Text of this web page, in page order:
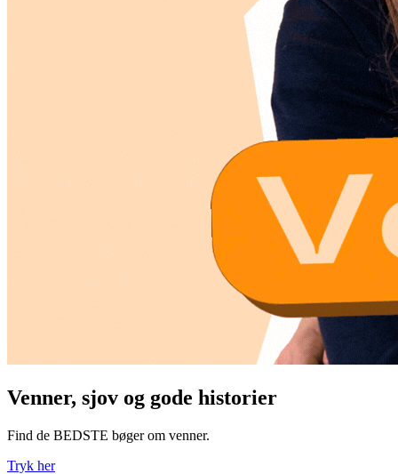
Venner, sjov og gode historier
Find de BEDSTE bøger om venner.
Tryk her